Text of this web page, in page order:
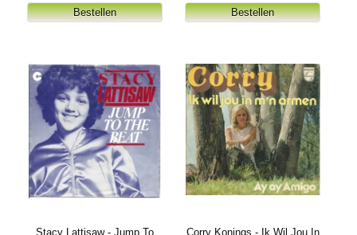
Stacy Lattisaw - Jump To
Corry Konings - Ik Wil Jou In